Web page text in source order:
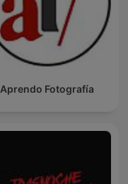
Aprendo Fotografía